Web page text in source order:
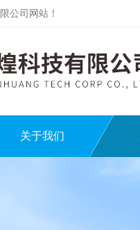
公司网站！
关于我们